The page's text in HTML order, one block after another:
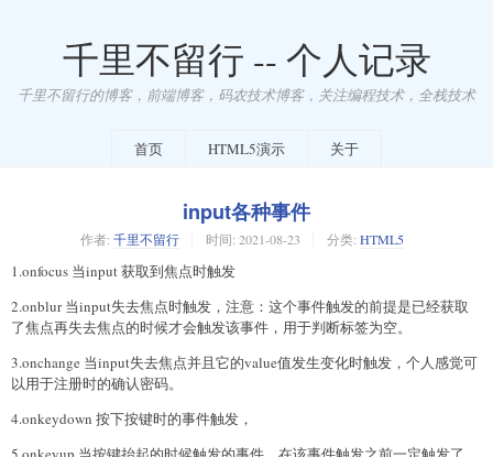
千里不留行 -- 个人记录
千里不留行的博客，前端博客，码农技术博客，关注编程技术，全栈技术
首页 HTML5演示 关于
input各种事件
作者: 千里不留行 时间: 2021-08-23 分类: HTML5
1.onfocus 当input 获取到焦点时触发
2.onblur 当input失去焦点时触发，注意：这个事件触发的前提是已经获取
了焦点再失去焦点的时候才会触发该事件，用于判断标签为空。
3.onchange 当input失去焦点并且它的value值发生变化时触发，个人感觉可
以用于注册时的确认密码。
4.onkeydown 按下按键时的事件触发，